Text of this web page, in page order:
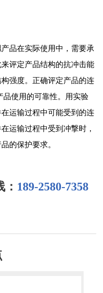
品在实际使用中，需要承
评定产品结构的抗冲击能
强度。正确评定产品的连
品使用的可靠性。用实验
运输过程中可能受到的连
运输过程中受到冲撃时，
的保护要求。
189-2580-7358